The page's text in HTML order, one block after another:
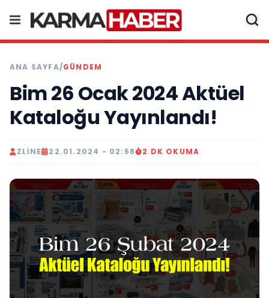
ANA SAYFA/GÜNDEM
Bim 26 Ocak 2024 Aktüel
Kataloğu Yayınlandı!
ZLINE 22.01.2024 - 02:58 2 DK OKUMA